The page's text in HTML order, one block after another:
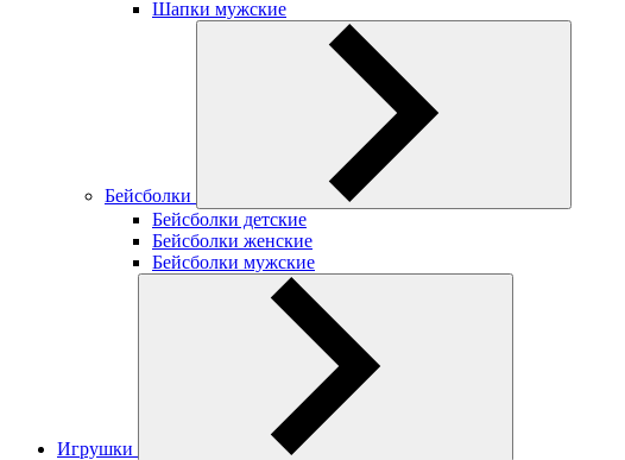
Шапки мужские
Бейсболки
Бейсболки детские
Бейсболки женские
Бейсболки мужские
Игрушки